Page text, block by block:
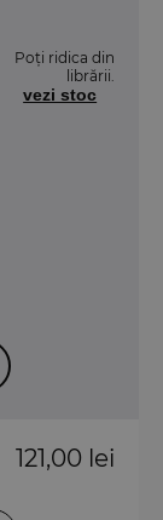
Poți ridica din
librării.
vezi stoc
121,00 lei